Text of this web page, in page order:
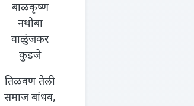
बाळकृष्ण
नथोबा
वाळुंजकर
कुडजे
तिळवण तेली
समाज बांधव,